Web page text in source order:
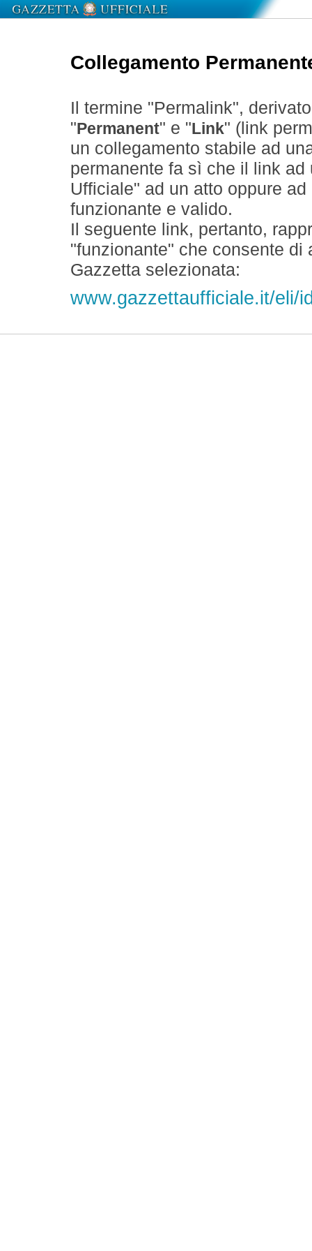
Collegamento
Il termine "Permalink",
" Permanent" e " Link" (link
un collegamento stabile ad
permanente fa sì che il link
Ufficiale" ad un atto oppure
funzionante e valido.
Il seguente link, pertanto,
"funzionante" che consente
Gazzetta selezionata:
www.gazzettaufficiale.it/eli/